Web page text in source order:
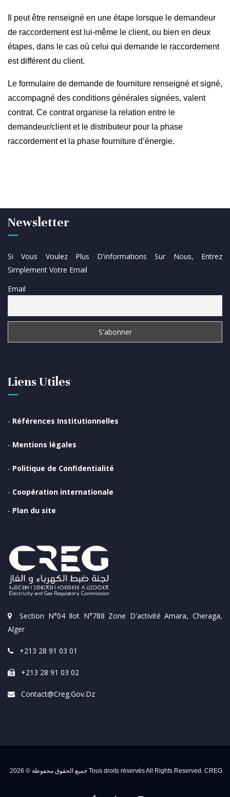
Il peut être renseigné en une étape lorsque le demandeur
de raccordement est lui-même le client, ou bien en deux
étapes, dans le cas où celui qui demande le raccordement
est différent du client.
Le formulaire de demande de fourniture renseigné et signé,
accompagné des conditions générales signées, valent
contrat. Ce contrat organise la relation entre le
demandeur/client et le distributeur pour la phase
raccordement et la phase fourniture d’énergie.
Section N°04 Ilot N°788 Zone D'activité Amara, Cheraga,
Alger
+213 28 91 03 01
+213 28 91 03 02
Contact@creg.gov.dz
Liens Utiles
- Références Institutionnelles
- Mentions légales
- Politique de Confidentialité
- Coopération internationale
- Plan du site
Newsletter
Si Vous Voulez Plus D'informations Sur Nous, Entrez
Simplement Votre Email
Email
جميع الحقوق محفوظة © 2026 Tous droits réservés All Rights Reserved. CREG